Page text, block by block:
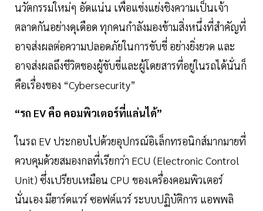
นวัตกรรมใหม่ๆ อัดแน่น เพื่อแข่งแย่งชิงความเป็นเจ้า
ตลาดกันอย่างดุเดือด ทุกคนกำลังมองข้ามสิ่งหนึ่งที่สำคัญที่
อาจส่งผลต่อความปลอดภัยในการขับขี่ อย่างยิ่งยวด และ
อาจส่งผลถึงชีวิตของผู้ขับขี่และผู้โดยสารที่อยู่ในรถได้นั่นก็
คือเรื่องของ “Cyber​security​”
“รถ EV คือ คอมพิวเตอร์​ที่แล่นได้”
ในรถ EV ประกอบไปด้วยอุปกรณ์​อิเล็กทรอนิกส์​มากมายที่
ควบคุมด้วยสมองกลที่เรียกว่า ECU (Electronic Control
Unit) ซึ่งเปรียบเหมือน CPU ของเครื่องคอมพิวเตอร์​
นั่นเอง มีฮาร์ดแวร์​ ซอฟต์แวร์​ ระบบปฏิบัติการ​ แอพพลิ